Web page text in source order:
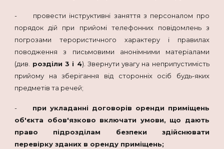
- провести інструктивні заняття з персоналом про
порядок дій при прийомі телефонних повідомлень з
погрозами терористичного характеру і правилах
поводження з письмовими анонімними матеріалами
(див. розділи 3 і 4). Звернути увагу на неприпустимість
прийому на зберігання від сторонніх осіб будь-яких
предметів та речей;
- при укладанні договорів оренди приміщень
об'єкта обов'язково включати умови, що дають
право підрозділам безпеки здійснювати
перевірку зданих в оренду приміщень;